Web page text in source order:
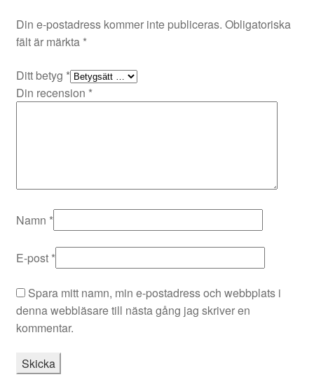
Din e-postadress kommer inte publiceras. Obligatoriska
fält är märkta *
Ditt betyg *
Din recension *
Namn *
E-post *
Spara mitt namn, min e-postadress och webbplats i
denna webbläsare till nästa gång jag skriver en
kommentar.